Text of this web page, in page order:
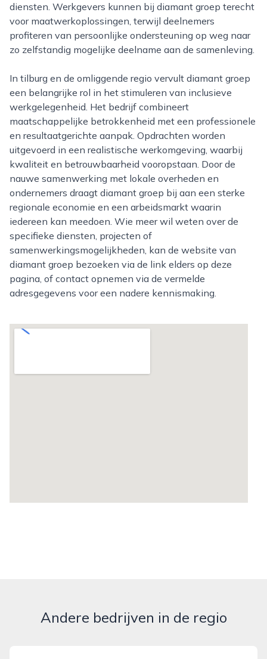
diensten. Werkgevers kunnen bij diamant groep terecht
voor maatwerkoplossingen, terwijl deelnemers
profiteren van persoonlijke ondersteuning op weg naar
zo zelfstandig mogelijke deelname aan de samenleving.
In tilburg en de omliggende regio vervult diamant groep
een belangrijke rol in het stimuleren van inclusieve
werkgelegenheid. Het bedrijf combineert
maatschappelijke betrokkenheid met een professionele
en resultaatgerichte aanpak. Opdrachten worden
uitgevoerd in een realistische werkomgeving, waarbij
kwaliteit en betrouwbaarheid vooropstaan. Door de
nauwe samenwerking met lokale overheden en
ondernemers draagt diamant groep bij aan een sterke
regionale economie en een arbeidsmarkt waarin
iedereen kan meedoen. Wie meer wil weten over de
specifieke diensten, projecten of
samenwerkingsmogelijkheden, kan de website van
diamant groep bezoeken via de link elders op deze
pagina, of contact opnemen via de vermelde
adresgegevens voor een nadere kennismaking.
Andere bedrijven in de regio